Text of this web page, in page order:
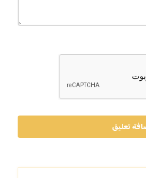
تعليق